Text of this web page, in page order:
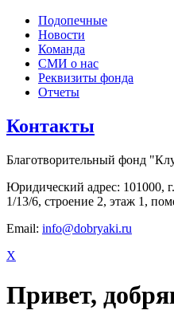
Подопечные
Новости
Команда
СМИ о нас
Реквизиты фонда
Отчеты
Контакты
Благотворительный фонд
Юридический адрес: 101000,
1/13/6, строение 2, этаж 1,
Email: info@dobryaki.ru
X
Привет,